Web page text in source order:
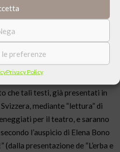
preferenze
Privacy Policy
de “L’osservatore romano”.
di Chiavari andrà in scena la
in scena Elena Bono”. Lo
in scena di due racconti della
“La moglie del procuratore”)
che tali testi, già presentati in
mediante “lettura” di
per il teatro, e saranno
l’auspicio di Elena Bono
presentazione de “L’erba e